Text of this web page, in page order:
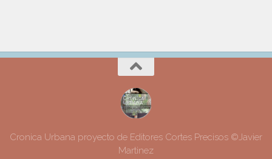
Cronica Urbana proyecto de Editores Cortes Precisos ©Javier
Martinez